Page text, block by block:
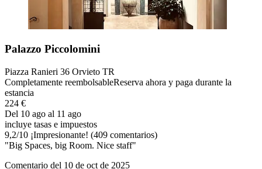
Palazzo Piccolomini
Piazza Ranieri 36 Orvieto TR
Completamente reembolsableReserva ahora y paga durante la
estancia
224 €
Del 10 ago al 11 ago
incluye tasas e impuestos
9,2/10 ¡Impresionante! (409 comentarios)
"Big Spaces, big Room. Nice staff"
Comentario del 10 de oct de 2025